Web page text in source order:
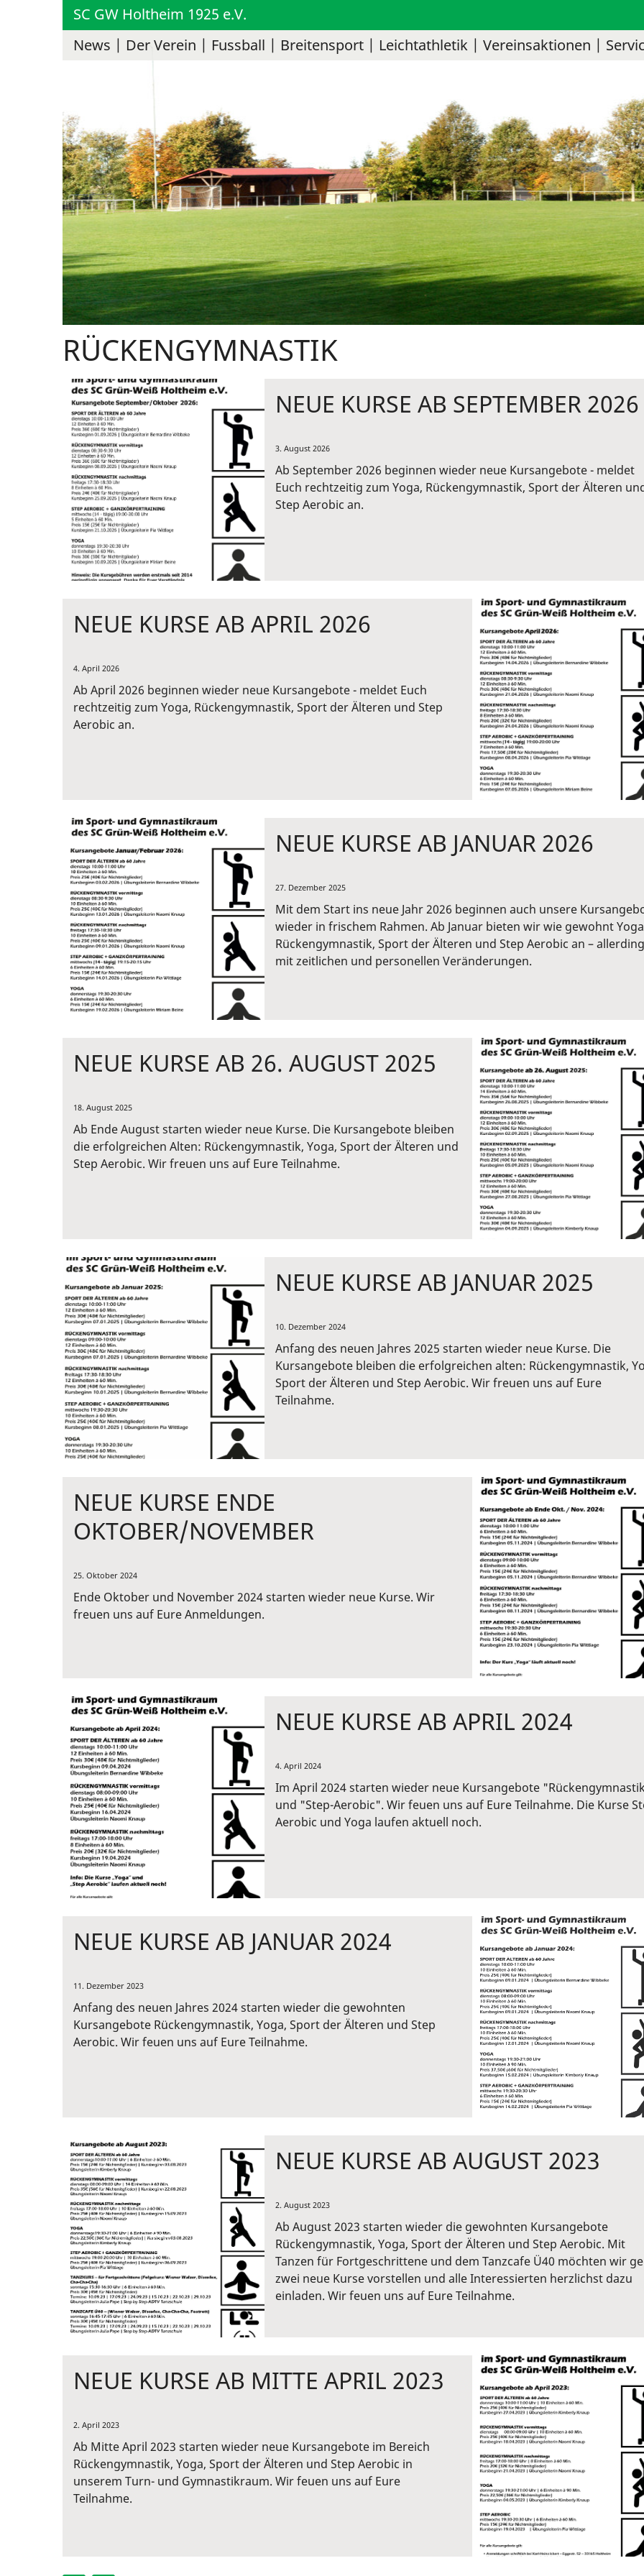
SC GW Holtheim 1925 e.V.
News
Der Verein Fussball Breitensport Leichtathletik Vereinsaktionen
RÜCKENGYMNASTIK
NEUE KURSE AB SEPTEMBER 2026
3. August 2026
Ab September 2026 beginnen wieder neue Kursangebote - meldet
Euch rechtzeitig zum Yoga, Rückengymnastik, Sport der Älteren
Step Aerobic an.
NEUE KURSE AB APRIL 2026
4. April 2026
Ab April 2026 beginnen wieder neue Kursangebote - meldet Euch
rechtzeitig zum Yoga, Rückengymnastik, Sport der Älteren und Step
Aerobic an.
NEUE KURSE AB JANUAR 2026
27. Dezember 2025
Mit dem Start ins neue Jahr 2026 beginnen auch unsere
wieder in frischem Rahmen. Ab Januar bieten wir wie gewohnt
Rückengymnastik, Sport der Älteren und Step Aerobic an –
mit zeitlichen und personellen Veränderungen.
NEUE KURSE AB 26. AUGUST 2025
18. August 2025
Ab Ende August starten wieder neue Kurse. Die Kursangebote bleiben
die erfolgreichen Alten: Rückengymnastik, Yoga, Sport der Älteren und
Step Aerobic. Wir freuen uns auf Eure Teilnahme.
NEUE KURSE AB JANUAR 2025
10. Dezember 2024
Anfang des neuen Jahres 2025 starten wieder neue Kurse. Die
Kursangebote bleiben die erfolgreichen alten: Rückengymnastik,
Sport der Älteren und Step Aerobic. Wir freuen uns auf Eure
Teilnahme.
NEUE KURSE ENDE
OKTOBER/NOVEMBER
25. Oktober 2024
Ende Oktober und November 2024 starten wieder neue Kurse. Wir
freuen uns auf Eure Anmeldungen.
NEUE KURSE AB APRIL 2024
4. April 2024
Im April 2024 starten wieder neue Kursangebote
und "Step-Aerobic". Wir feuen uns auf Eure Teilnahme. Die Kurse
Aerobic und Yoga laufen aktuell noch.
NEUE KURSE AB JANUAR 2024
11. Dezember 2023
Anfang des neuen Jahres 2024 starten wieder die gewohnten
Kursangebote Rückengymnastik, Yoga, Sport der Älteren und Step
Aerobic. Wir feuen uns auf Eure Teilnahme.
NEUE KURSE AB AUGUST 2023
2. August 2023
Ab August 2023 starten wieder die gewohnten Kursangebote
Rückengymnastik, Yoga, Sport der Älteren und Step Aerobic. Mit
Tanzen für Fortgeschrittene und dem Tanzcafe Ü40 möchten wir
zwei neue Kurse vorstellen und alle Interessierten herzlichst dazu
einladen. Wir feuen uns auf Eure Teilnahme.
NEUE KURSE AB MITTE APRIL 2023
2. April 2023
Ab Mitte April 2023 starten wieder neue Kursangebote im Bereich
Rückengymnastik, Yoga, Sport der Älteren und Step Aerobic in
unserem Turn- und Gymnastikraum. Wir feuen uns auf Eure
Teilnahme.